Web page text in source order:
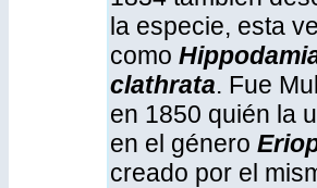
la especie, esta
como
clathrata. Fue
en 1850 quién la
en el género
creado por el